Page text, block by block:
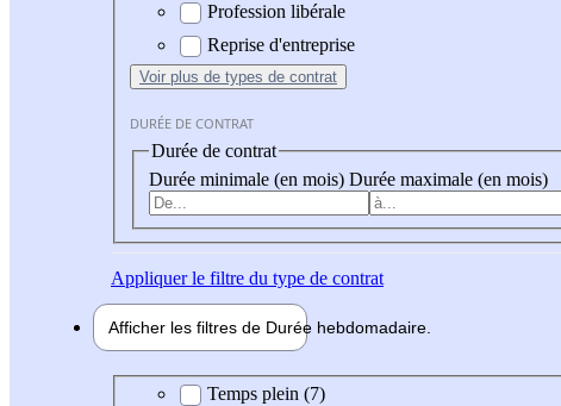
Profession libérale
Reprise d'entreprise
Voir plus de types de contrat
DURÉE DE CONTRAT
Durée de contrat
Durée minimale (en mois) Durée maximale (en mois)
Appliquerle filtre du type de contrat
Afficher les filtres de Durée hebdomadaire
Durée hebdomadaire
Temps plein (7)